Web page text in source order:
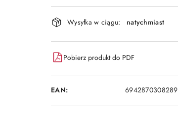
Dostępność
i
dostawa
Wysyłka w ciągu: natychmiast
Pobierz produkt do PDF
EAN: 6942870308289